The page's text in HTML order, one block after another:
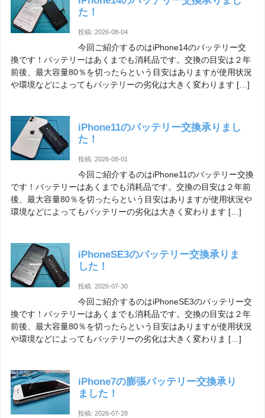
た！
投稿: 2026-08-04
今回ご紹介するのはiPhone14のバッテリー交
換です！バッテリーはあくまでも消耗品です。交換の目安は２年
前後、最大容量80％を切ったらという目安はありますが使用状況
や環境などによってもバッテリーの劣化は大きく変わります […]
iPhone11のバッテリー交換承りまし
た！
投稿: 2026-08-01
今回ご紹介するのはiPhone11のバッテリー交換
です！バッテリーはあくまでも消耗品です。交換の目安は２年前
後、最大容量80％を切ったらという目安はありますが使用状況や
環境などによってもバッテリーの劣化は大きく変わります […]
iPhoneSE3のバッテリー交換承りま
した！
投稿: 2026-07-30
今回ご紹介するのはiPhoneSE3のバッテリー交
換です！バッテリーはあくまでも消耗品です。交換の目安は２年
前後、最大容量80％を切ったらという目安はありますが使用状況
や環境などによってもバッテリーの劣化は大きく変わりま […]
iPhone7の膨張バッテリー交換承り
ました！
投稿: 2026-07-28